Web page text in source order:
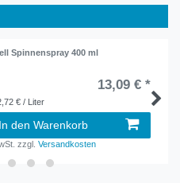
Spinnenspray 400 ml
13,09 € *
€ / Liter
In den Warenkorb
zzgl.Versandkosten